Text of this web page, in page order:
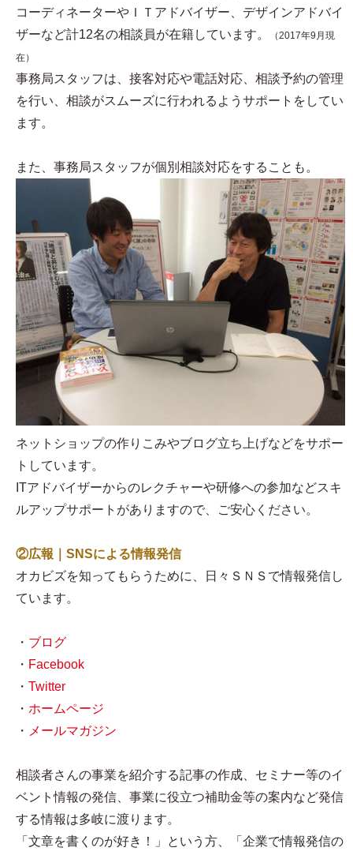
コーディネーターやＩＴアドバイザー、デザインアドバイ
ザーなど計12名の相談員が在籍しています。
（2017年9月現
在）
事務局スタッフは、接客対応や電話対応、相談予約の管理
を行い、相談がスムーズに行われるようサポートをしてい
ます。
また、事務局スタッフが個別相談対応をすることも。
ネットショップの作りこみやブログ立ち上げなどをサポー
トしています。
ITアドバイザーからのレクチャーや研修への参加などスキ
ルアップサポートがありますので、ご安心ください。
②広報｜SNSによる情報発信
オカビズを知ってもらうために、日々ＳＮＳで情報発信し
ています。
・ ブログ
・ Facebook
・ Twitter
・ ホームページ
・ メールマガジン
相談者さんの事業を紹介する記事の作成、セミナー等のイ
ベント情報の発信、事業に役立つ補助金等の案内など発信
する情報は多岐に渡ります。
「文章を書くのが好き！」という方、「企業で情報発信の